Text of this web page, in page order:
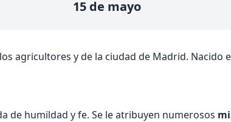
15 de mayo
agricultores y de la ciudad de Madrid. Nacido
de humildad y fe. Se le atribuyen numerosos